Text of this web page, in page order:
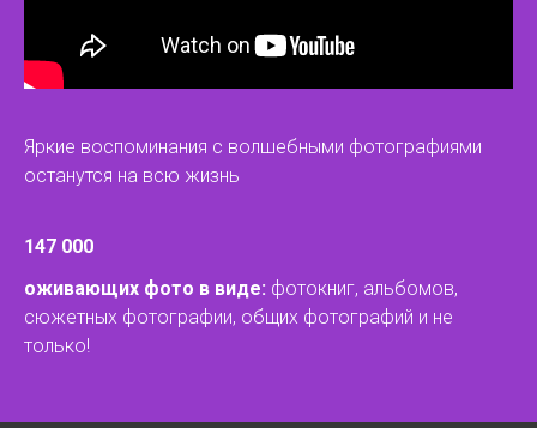
Яркие воспоминания с волшебными фотографиями
останутся на всю жизнь
147 000
оживающих фото в виде: фотокниг, альбомов,
сюжетных фотографии, общих фотографий и не
только!